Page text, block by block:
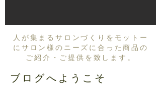
人が集まるサロンづくりをモットー
にサロン様のニーズに合った商品の
ご紹介・ご提供を致します。
ブログへようこそ